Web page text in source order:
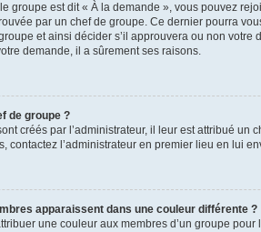
groupe est dit « À la demande », vous pouvez
par un chef de groupe. Ce dernier pourra
et ainsi décider s’il approuvera ou non votre
demande, il a sûrement ses raisons.
de groupe ?
créés par l’administrateur, il leur est attribué un
contactez l’administrateur en premier lieu en lui
apparaissent dans une couleur différente ?
une couleur aux membres d’un groupe